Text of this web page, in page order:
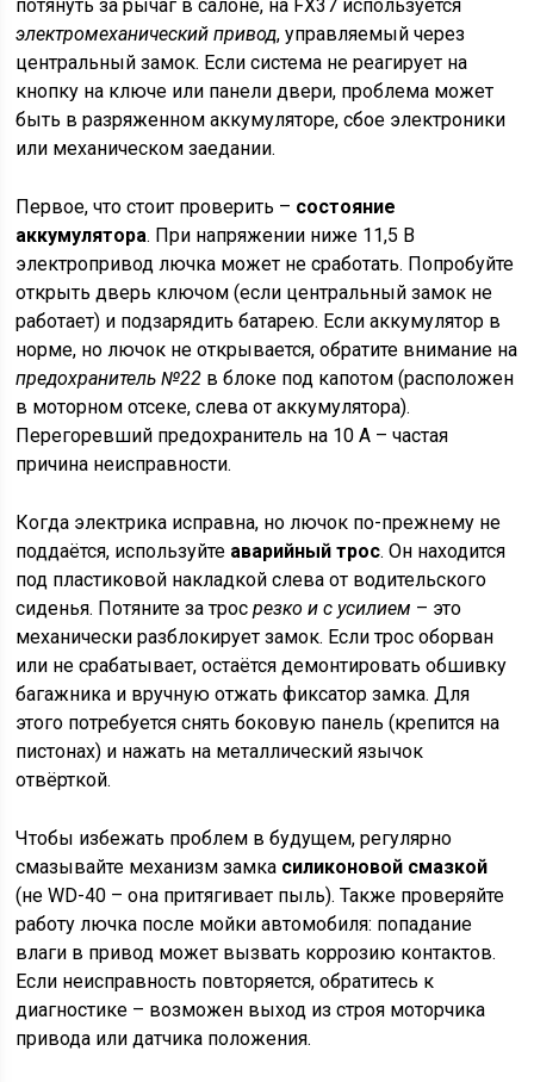
потянуть за рычаг в салоне, на FX37 используется
электромеханический привод, управляемый через
центральный замок. Если система не реагирует на
кнопку на ключе или панели двери, проблема может
быть в разряженном аккумуляторе, сбое электроники
или механическом заедании.
Первое, что стоит проверить – состояние
аккумулятора. При напряжении ниже 11,5 В
электропривод лючка может не сработать. Попробуйте
открыть дверь ключом (если центральный замок не
работает) и подзарядить батарею. Если аккумулятор в
норме, но лючок не открывается, обратите внимание на
предохранитель №22 в блоке под капотом (расположен
в моторном отсеке, слева от аккумулятора).
Перегоревший предохранитель на 10 А – частая
причина неисправности.
Когда электрика исправна, но лючок по-прежнему не
поддаётся, используйте аварийный трос. Он находится
под пластиковой накладкой слева от водительского
сиденья. Потяните за тросрезко и с усилием – это
механически разблокирует замок. Если трос оборван
или не срабатывает, остаётся демонтировать обшивку
багажника и вручную отжать фиксатор замка. Для
этого потребуется снять боковую панель (крепится на
пистонах) и нажать на металлический язычок
отвёрткой.
Чтобы избежать проблем в будущем, регулярно
смазывайте механизм замка силиконовой смазкой
(не WD-40 – она притягивает пыль). Также проверяйте
работу лючка после мойки автомобиля: попадание
влаги в привод может вызвать коррозию контактов.
Если неисправность повторяется, обратитесь к
диагностике – возможен выход из строя моторчика
привода или датчика положения.